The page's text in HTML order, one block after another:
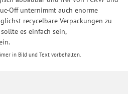
Off unternimmt auch enorme
recycelbare Verpackungen zu
es einfach sein,
in Bild und Text vorbehalten.